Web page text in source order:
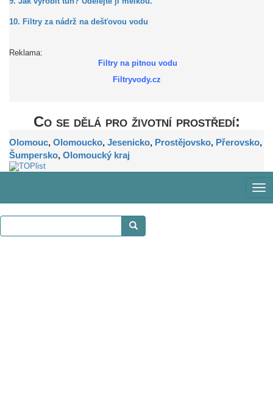
10. Filtry za nádrž na dešťovou vodu
Reklama:
Filtry na pitnou vodu
Filtryvody.cz
Co se dělá pro životní prostředí:
Olomouc, Olomoucko, Jesenicko, Prostějovsko, Přerovsko,
Šumpersko, Olomoucký kraj